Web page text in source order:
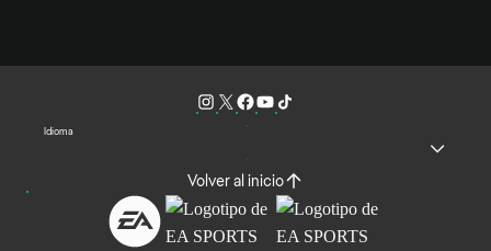
Idioma
Volver al inicio